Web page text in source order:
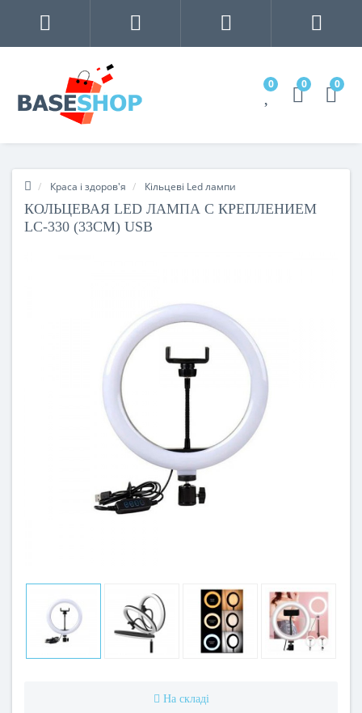
0 0 0
Краса і здоров'я Кільцеві Led лампи
КОЛЬЦЕВАЯ LED ЛАМПА С КРЕПЛЕНИЕМ
LC-330 (33СМ) USB
На складі